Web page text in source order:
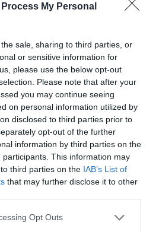
My Personal
sale, sharing to third parties, or
or sensitive information for
please use the below opt-out
Please note that after your
you may continue seeing
on personal information utilized by
disclosed to third parties prior to
opt-out of the further
information by third parties on the
participants. This information may
third parties on the IAB’s List of
that may further disclose it to other
app uses one or more Google
Opt Outs
τιμές των τροφίμων